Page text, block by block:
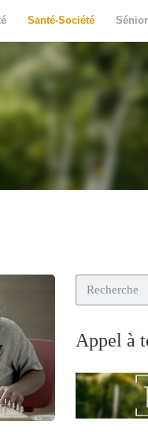
Santé-Société
Appel à